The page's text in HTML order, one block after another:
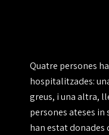
Quatre persones
hospitalitzades:
greus, i una altra,
persones ateses in
han estat donades